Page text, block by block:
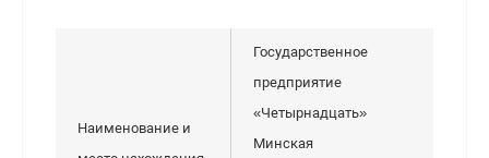
Наименование и
Государственное
предприятие
«Четырнадцать»
Минская